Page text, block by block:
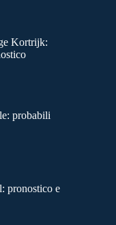
Kortrijk:
probabili
pronostico e